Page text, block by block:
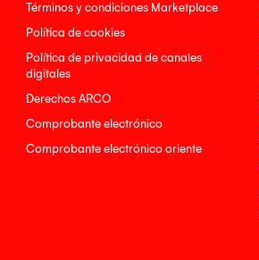
Términos y condiciones Marketplace
Política de cookies
Política de privacidad de canales
digitales
Derechos ARCO
Comprobante electrónico
Comprobante electrónico oriente